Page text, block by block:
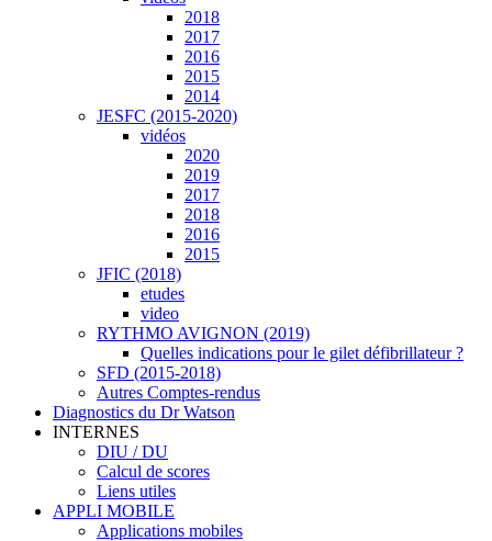
2018
2017
2016
2015
2014
JESFC (2015-2020)
vidéos
2020
2019
2017
2018
2016
2015
JFIC (2018)
etudes
video
RYTHMO AVIGNON (2019)
Quelles indications pour le gilet défibrillateur ?
SFD (2015-2018)
Autres Comptes-rendus
Diagnostics du Dr Watson
INTERNES
DIU / DU
Calcul de scores
Liens utiles
APPLI MOBILE
Applications mobiles